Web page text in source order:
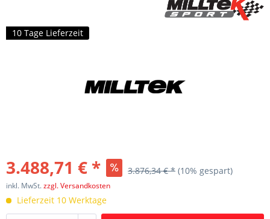
10 Tage Lieferzeit
3.488,71 € * 3.876,34 € * (10% gespart)
inkl. MwSt.zzgl. Versandkosten
Lieferzeit 10 Werktage